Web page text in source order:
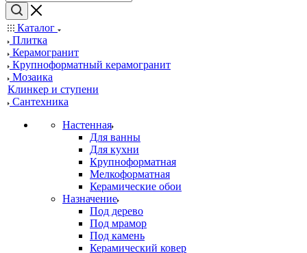
Каталог
Плитка
Керамогранит
Крупноформатный керамогранит
Мозаика
Клинкер и ступени
Сантехника
Настенная
Для ванны
Для кухни
Крупноформатная
Мелкоформатная
Керамические обои
Назначение
Под дерево
Под мрамор
Под камень
Керамический ковер